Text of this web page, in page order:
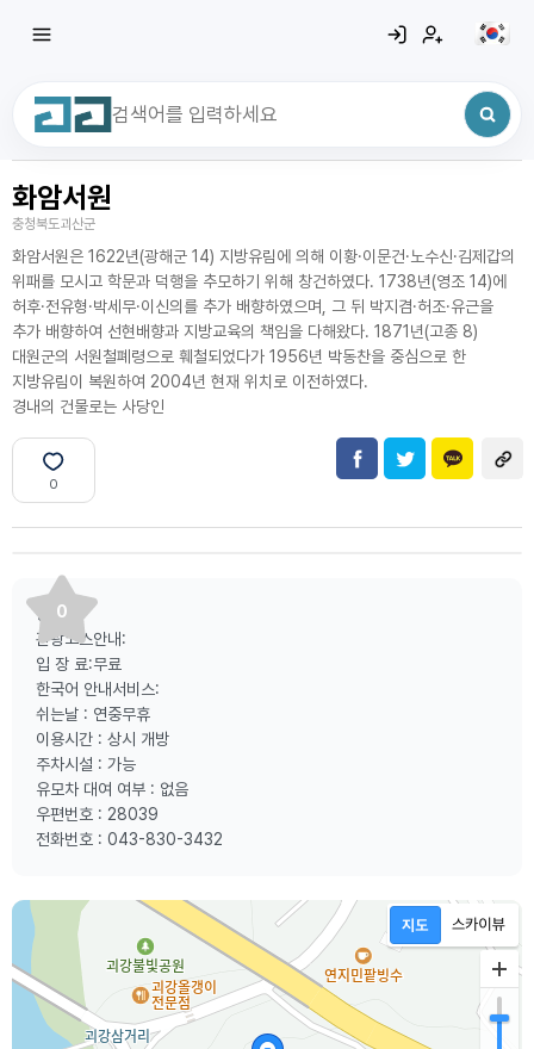
최근 검색어
화암서원
충청북도괴산군
화암서원은 1622년(광해군 14) 지방유림에 의해 이황·이문건·노수신·김제갑의
위패를 모시고 학문과 덕행을 추모하기 위해 창건하였다. 1738년(영조 14)에
허후·전유형·박세무·이신의를 추가 배향하였으며, 그 뒤 박지겸·허조·유근을
추가 배향하여 선현배향과 지방교육의 책임을 다해왔다. 1871년(고종 8)
대원군의 서원철폐령으로 훼철되었다가 1956년 박동찬을 중심으로 한
지방유림이 복원하여 2004년 현재 위치로 이전하였다.
경내의 건물로는 사당인
0
0
등산로:
관광코스안내:
입 장 료:무료
한국어 안내서비스:
쉬는날 : 연중무휴
이용시간 : 상시 개방
주차시설 : 가능
유모차 대여 여부 : 없음
우편번호 : 28039
전화번호 : 043-830-3432